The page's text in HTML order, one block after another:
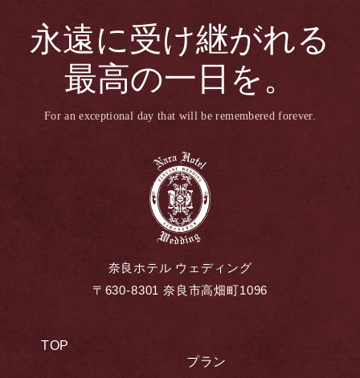
永遠に受け継がれる
最高の一日を。
For an exceptional day that will be remembered forever.
奈良ホテル ウェディング
〒630-8301 奈良市高畑町1096
TOP
プラン